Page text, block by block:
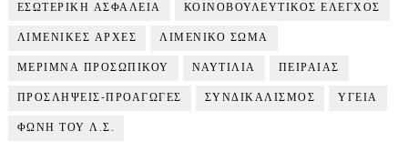
ΕΣΩΤΕΡΙΚΗ ΑΣΦΑΛΕΙΑ ΚΟΙΝΟΒΟΥΛΕΥΤΙΚΟΣ ΕΛΕΓΧΟΣ
ΛΙΜΕΝΙΚΕΣ ΑΡΧΕΣ ΛΙΜΕΝΙΚΟ ΣΩΜΑ
ΜΕΡΙΜΝΑ ΠΡΟΣΩΠΙΚΟΥ ΝΑΥΤΙΛΙΑ ΠΕΙΡΑΙΑΣ
ΠΡΟΣΛΗΨΕΙΣ-ΠΡΟΑΓΩΓΕΣ ΣΥΝΔΙΚΑΛΙΣΜΟΣ ΥΓΕΙΑ
ΦΩΝΗ ΤΟΥ Λ.Σ.